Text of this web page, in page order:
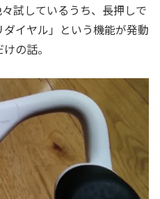
試しているうち、長押しで
ダイヤル」という機能が発動
の話。